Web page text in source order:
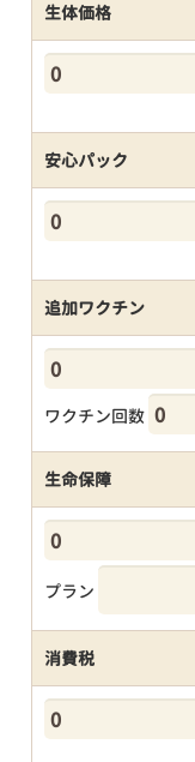
生体価格
安心パック
追加ワクチン
ワクチン回数
生命保障
プラン
消費税